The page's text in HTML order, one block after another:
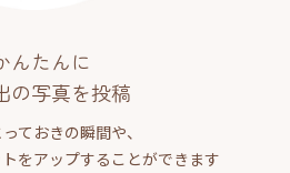
んたんに
の写真を投稿
ておきの瞬間や、
をアップすることができます